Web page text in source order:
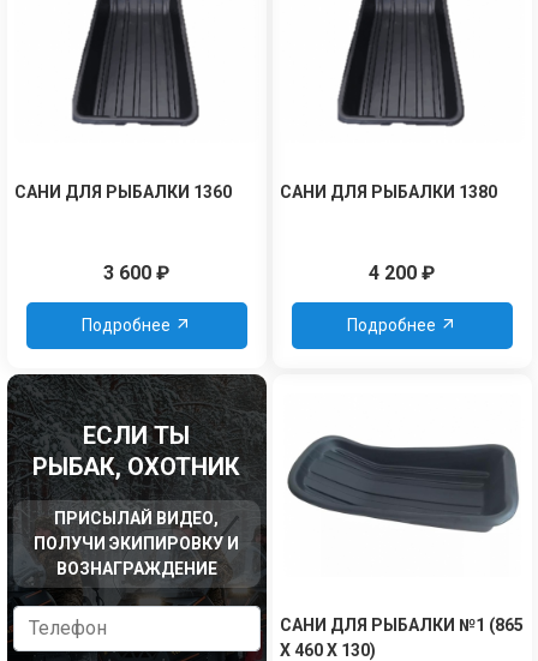
САНИ ДЛЯ РЫБАЛКИ 1360
3 600 ₽
Подробнее
САНИ ДЛЯ РЫБАЛКИ 1380
4 200 ₽
Подробнее
ЕСЛИ ТЫ
РЫБАК, ОХОТНИК
ПРИСЫЛАЙ ВИДЕО,
ПОЛУЧИ ЭКИПИРОВКУ И
ВОЗНАГРАЖДЕНИЕ
САНИ ДЛЯ РЫБАЛКИ №1 (865
Х 460 Х 130)